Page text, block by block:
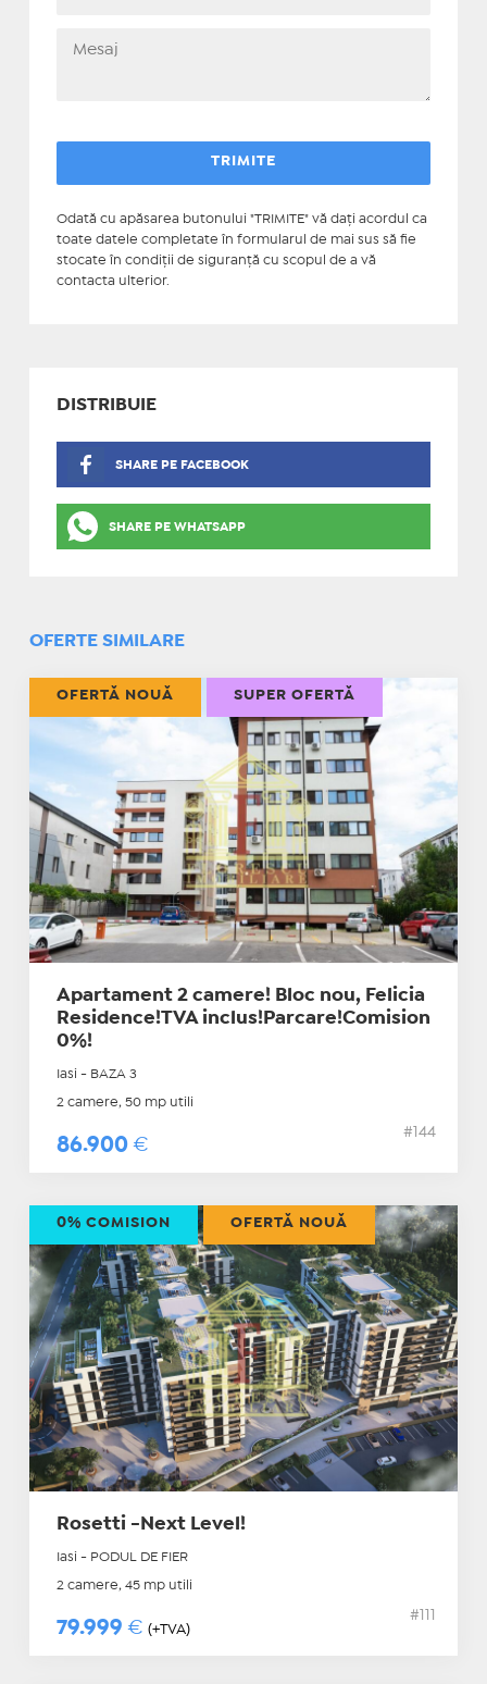
Odată cu apăsarea butonului "TRIMITE" vă daţi acordul ca
toate datele completate în formularul de mai sus să fie
stocate în condiţii de siguranţă cu scopul de a vă
contacta ulterior.
DISTRIBUIE
SHARE PE FACEBOOK
SHARE PE WHATSAPP
OFERTE SIMILARE
Apartament 2 camere! Bloc nou, Felicia
Residence!TVA inclus!Parcare!Comision
0%!
Iasi - BAZA 3
2 camere, 50 mp utili
86.900 €
#144
OFERTĂ NOUĂ SUPER OFERTĂ
Rosetti -Next Level!
Iasi - PODUL DE FIER
2 camere, 45 mp utili
79.999 € (+TVA)
#111
0% COMISION OFERTĂ NOUĂ